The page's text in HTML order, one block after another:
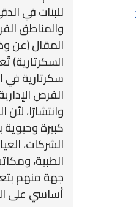
للبنات في
والمناطق
المقال (عن
السكرتارية)
سكرتارية في
الفرص
وانتشارًا،
كبيرة
الشركات،
الطبية،
جهة منهم
أساسي على